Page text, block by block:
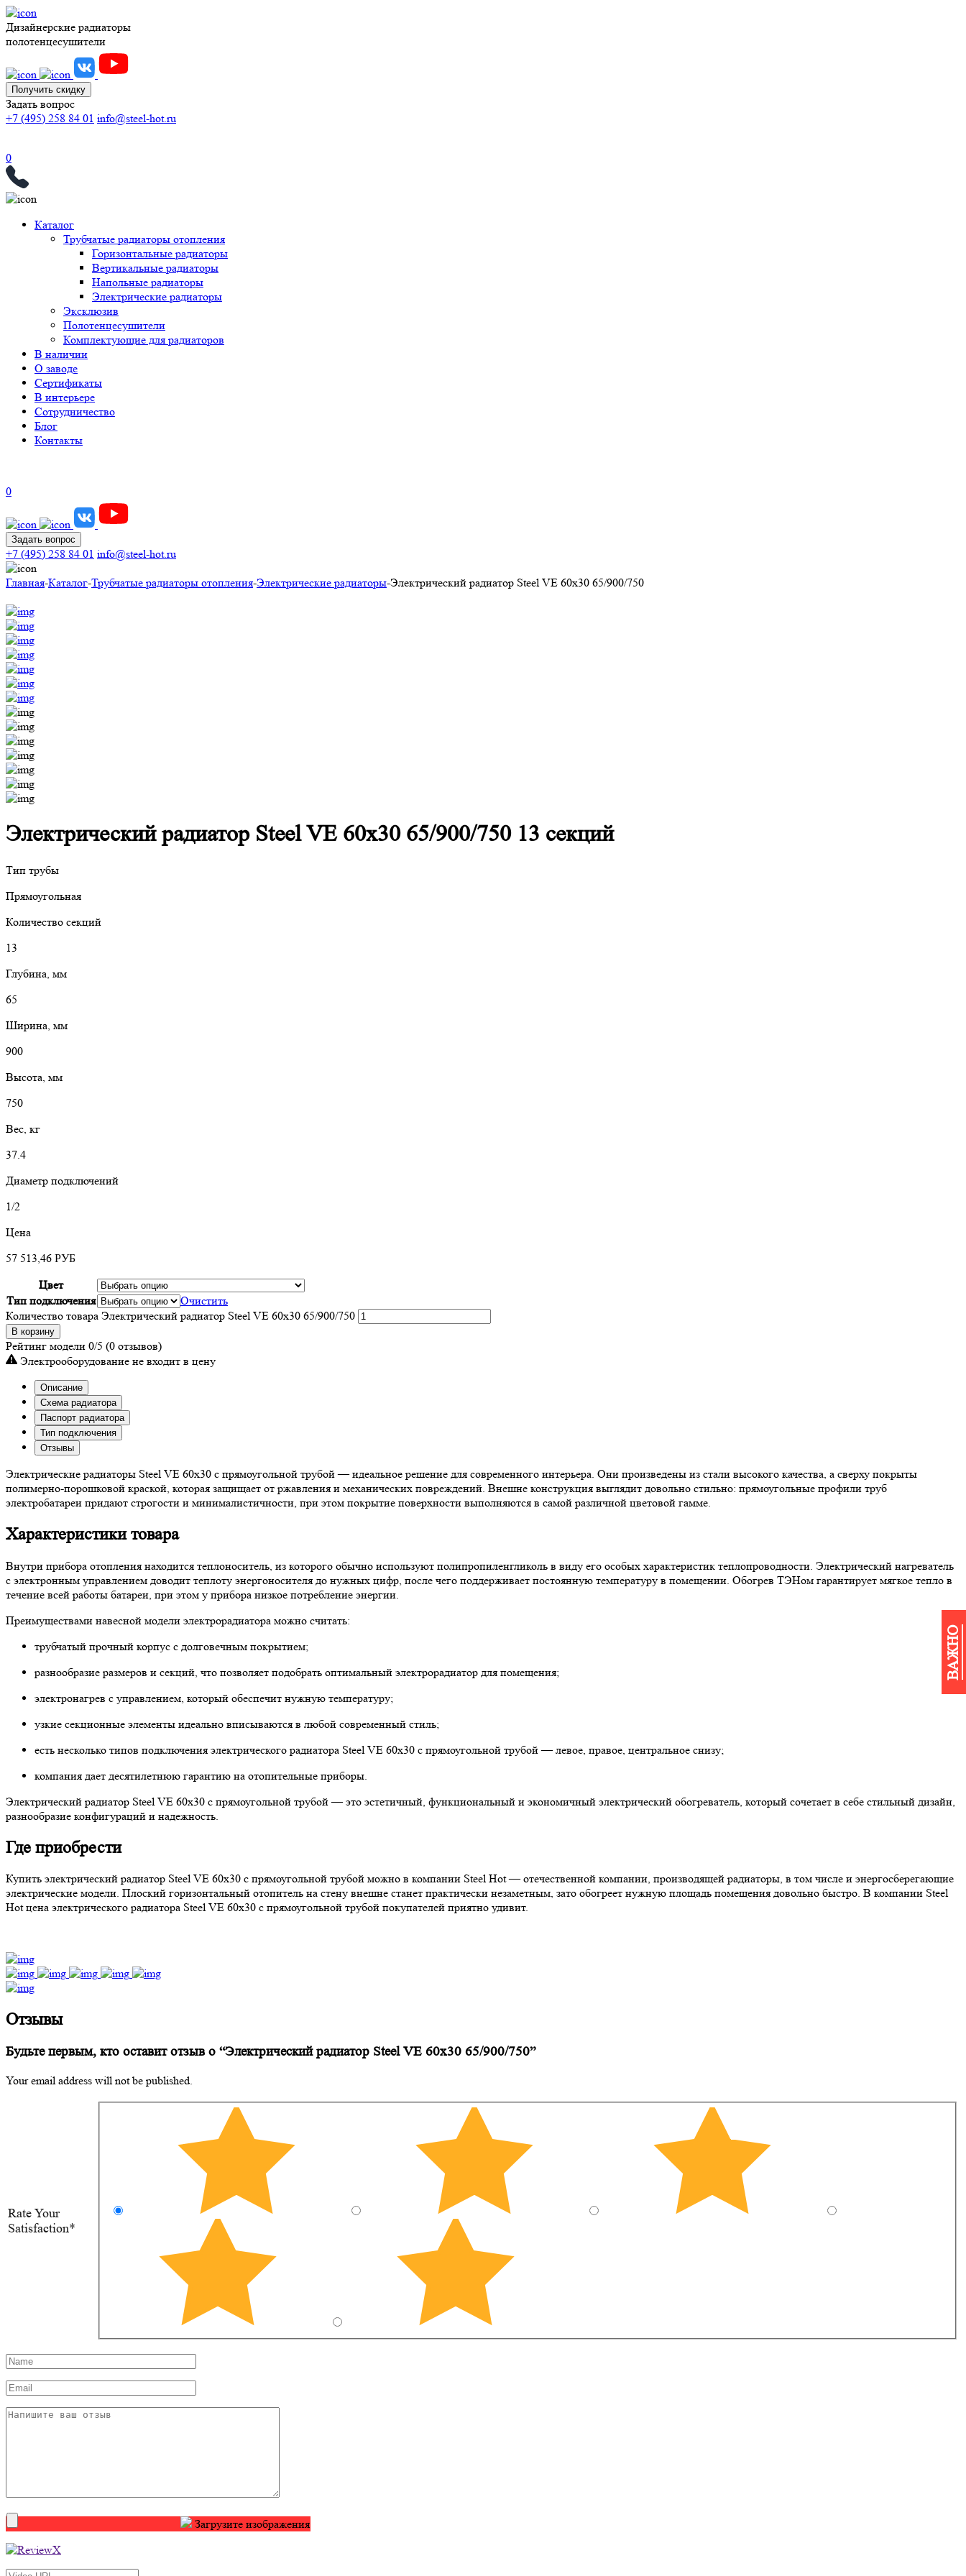
Дизайнерские радиаторы
полотенцесушители
Получить скидку
Задать вопрос
+7 (495) 258 84 01 info@steel-hot.ru
0
Каталог
Трубчатые радиаторы отопления
Горизонтальные радиаторы
Вертикальные радиаторы
Напольные радиаторы
Электрические радиаторы
Эксклюзив
Полотенцесушители
Комплектующие для радиаторов
В наличии
О заводе
Сертификаты
В интерьере
Сотрудничество
Блог
Контакты
0
Задать вопрос
+7 (495) 258 84 01 info@steel-hot.ru
Главная-Каталог-Трубчатые радиаторы отопления-Электрические радиаторы-Электрический радиатор Steel VE 60х30 65/900/750
ВАЖНО
Электрический радиатор Steel VE 60х30 65/900/750 13 секций
Тип трубы
Прямоугольная
Количество секций
13
Глубина, мм
65
Ширина, мм
900
Высота, мм
750
Вес, кг
37.4
Диаметр подключений
1/2
Цена
57 513,46 РУБ
Цвет
Тип подключения
Очистить
Количество товара Электрический радиатор Steel VE 60х30 65/900/750
В корзину
Рейтинг модели 0/5 (0 отзывов)
Электрооборудование не входит в цену
Описание
Схема радиатора
Паспорт радиатора
Тип подключения
Отзывы
Электрические радиаторы Steel VE 60х30 с прямоугольной трубой — идеальное решение для современного интерьера. Они произведены из стали высокого качества, а сверху покрыты
полимерно-порошковой краской, которая защищает от ржавления и механических повреждений. Внешне конструкция выглядит довольно стильно: прямоугольные профили труб
электробатареи придают строгости и минималистичности, при этом покрытие поверхности выполняются в самой различной цветовой гамме.
Характеристики товара
Внутри прибора отопления находится теплоноситель, из которого обычно используют полипропиленгликоль в виду его особых характеристик теплопроводности. Электрический нагреватель
с электронным управлением доводит теплоту энергоносителя до нужных цифр, после чего поддерживает постоянную температуру в помещении. Обогрев ТЭНом гарантирует мягкое тепло в
течение всей работы батареи, при этом у прибора низкое потребление энергии.
Преимуществами навесной модели электрорадиатора можно считать:
трубчатый прочный корпус с долговечным покрытием;
разнообразие размеров и секций, что позволяет подобрать оптимальный электрорадиатор для помещения;
электронагрев с управлением, который обеспечит нужную температуру;
узкие секционные элементы идеально вписываются в любой современный стиль;
есть несколько типов подключения электрического радиатора Steel VE 60х30 с прямоугольной трубой — левое, правое, центральное снизу;
компания дает десятилетнюю гарантию на отопительные приборы.
Электрический радиатор Steel VE 60х30 с прямоугольной трубой — это эстетичный, функциональный и экономичный электрический обогреватель, который сочетает в себе стильный дизайн,
разнообразие конфигураций и надежность.
Где приобрести
Купить электрический радиатор Steel VE 60х30 с прямоугольной трубой можно в компании Steel Hot — отечественной компании, производящей радиаторы, в том числе и энергосберегающие
электрические модели. Плоский горизонтальный отопитель на стену внешне станет практически незаметным, зато обогреет нужную площадь помещения довольно быстро. В компании Steel
Hot цена электрического радиатора Steel VE 60х30 с прямоугольной трубой покупателей приятно удивит.
Отзывы
Будьте первым, кто оставит отзыв о “Электрический радиатор Steel VE 60х30 65/900/750”
Your email address will not be published.
Rate Your
Satisfaction*
Загрузите изображения